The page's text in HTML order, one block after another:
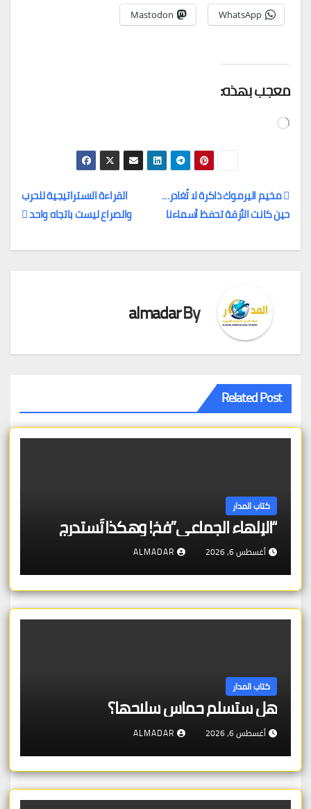
WhatsApp
Mastodon
معجب بهذه:
جاري
تصفّح
المقالات
القراءة الاستراتيجية للحرب
والصراع ليست باتجاه واحد
مخيم اليرموك ذاكرة لا تُغادر…
حين كانت الأزقة تحفظ أسماءنا
By
almadar
Related Post
كتاب المدار
“الإلهاء الجماعي”فخ! وهكذا تُستدرج
أغسطس 6, 2026 ALMADAR
كتاب المدار
هل ستسلم حماس سلاحها؟
أغسطس 6, 2026 ALMADAR